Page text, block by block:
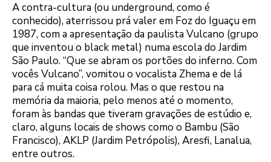
A contra-cultura (ou underground, como é
conhecido), aterrissou prá valer em Foz do Iguaçu em
1987, com a apresentação da paulista Vulcano (grupo
que inventou o black metal) numa escola do Jardim
São Paulo. “Que se abram os portões do inferno. Com
vocês Vulcano”, vomitou o vocalista Zhema e de lá
para cá muita coisa rolou. Mas o que restou na
memória da maioria, pelo menos até o momento,
foram às bandas que tiveram gravações de estúdio e,
claro, alguns locais de shows como o Bambu (São
Francisco), AKLP (Jardim Petrópolis), Aresfi, Lanalua,
entre outros.